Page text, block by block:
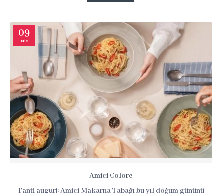
09
Nis
Amici Colore
Tanti auguri: Amici Makarna Tabağı bu yıl doğum gününü